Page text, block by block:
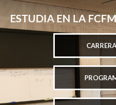
ESTUDIA EN LA FCFM